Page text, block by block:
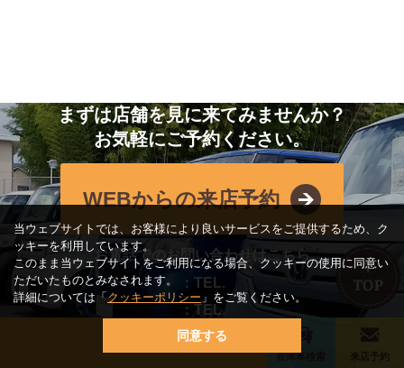
まずは店舗を見に来てみませんか？
お気軽にご予約ください。
WEBからの来店予約
お電話でのお問い合わせはこちら
：TEL.
：TEL.
：TEL.
在庫車検索 来店予約
当ウェブサイトでは、お客様により良いサービスをご提供するため、ク
ッキーを利用しています。
このまま当ウェブサイトをご利用になる場合、クッキーの使用に同意い
ただいたものとみなされます。
詳細については「クッキーポリシー 」をご覧ください。
同意する